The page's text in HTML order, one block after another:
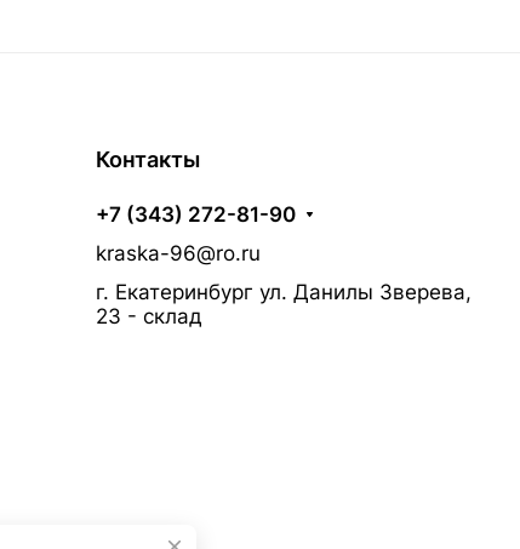
Контакты
+7 (343) 272-81-90
kraska-96@ro.ru
г. Екатеринбург ул. Данилы Зверева,
23 - склад